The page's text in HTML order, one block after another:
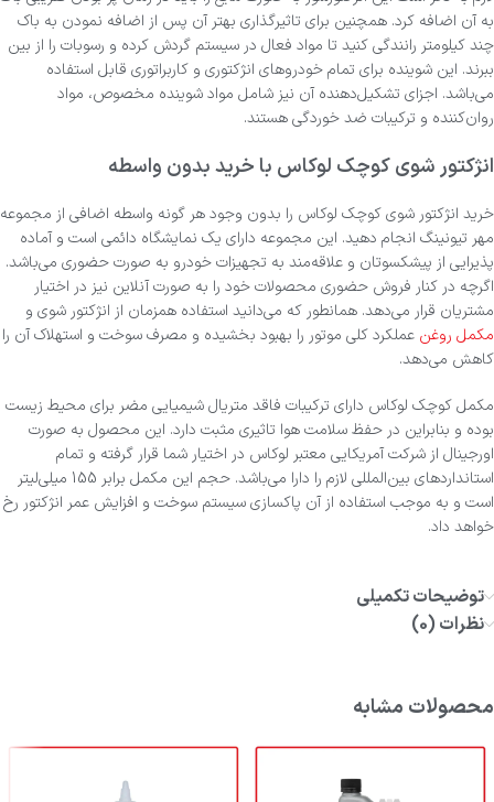
به آن اضافه کرد. همچنین برای تاثیرگذاری بهتر آن پس از اضافه نمودن به باک
چند کیلومتر رانندگی کنید تا مواد فعال در سیستم گردش کرده و رسوبات را از بین
ببرند. این شوینده برای تمام خودروهای انژکتوری و کاربراتوری قابل استفاده
می‌باشد. اجزای تشکیل‌دهنده آن نیز شامل مواد شوینده مخصوص، مواد
روان‌کننده و ترکیبات ضد خوردگی هستند.
انژکتور شوی کوچک لوکاس با خرید بدون واسطه
خرید انژکتور شوی کوچک لوکاس را بدون وجود هر گونه واسطه اضافی از مجموعه
مهر تیونینگ انجام دهید. این مجموعه دارای یک نمایشگاه دائمی است و آماده
پذیرایی از پیشکسوتان و علاقه‌مند به تجهیزات خودرو به صورت حضوری می‌باشد.
اگرچه در کنار فروش حضوری محصولات خود را به صورت آنلاین نیز در اختیار
مشتریان قرار می‌دهد. همانطور که می‌دانید استفاده همزمان از انژکتور شوی و
مکمل روغن عملکرد کلی موتور را بهبود بخشیده و مصرف سوخت و استهلاک آن را
کاهش می‌دهد.
مکمل کوچک لوکاس دارای ترکیبات فاقد متریال شیمیایی مضر برای محیط زیست
بوده و بنابراین در حفظ سلامت هوا تاثیری مثبت دارد. این محصول به صورت
اورجینال از شرکت آمریکایی معتبر لوکاس در اختیار شما قرار گرفته و تمام
استانداردهای بین‌المللی لازم را دارا می‌باشد. حجم این مکمل برابر 155 میلی‌لیتر
است و به موجب استفاده از آن پاکسازی سیستم سوخت و افزایش عمر انژکتور رخ
خواهد داد.
توضیحات تکمیلی
نظرات (0)
محصولات مشابه